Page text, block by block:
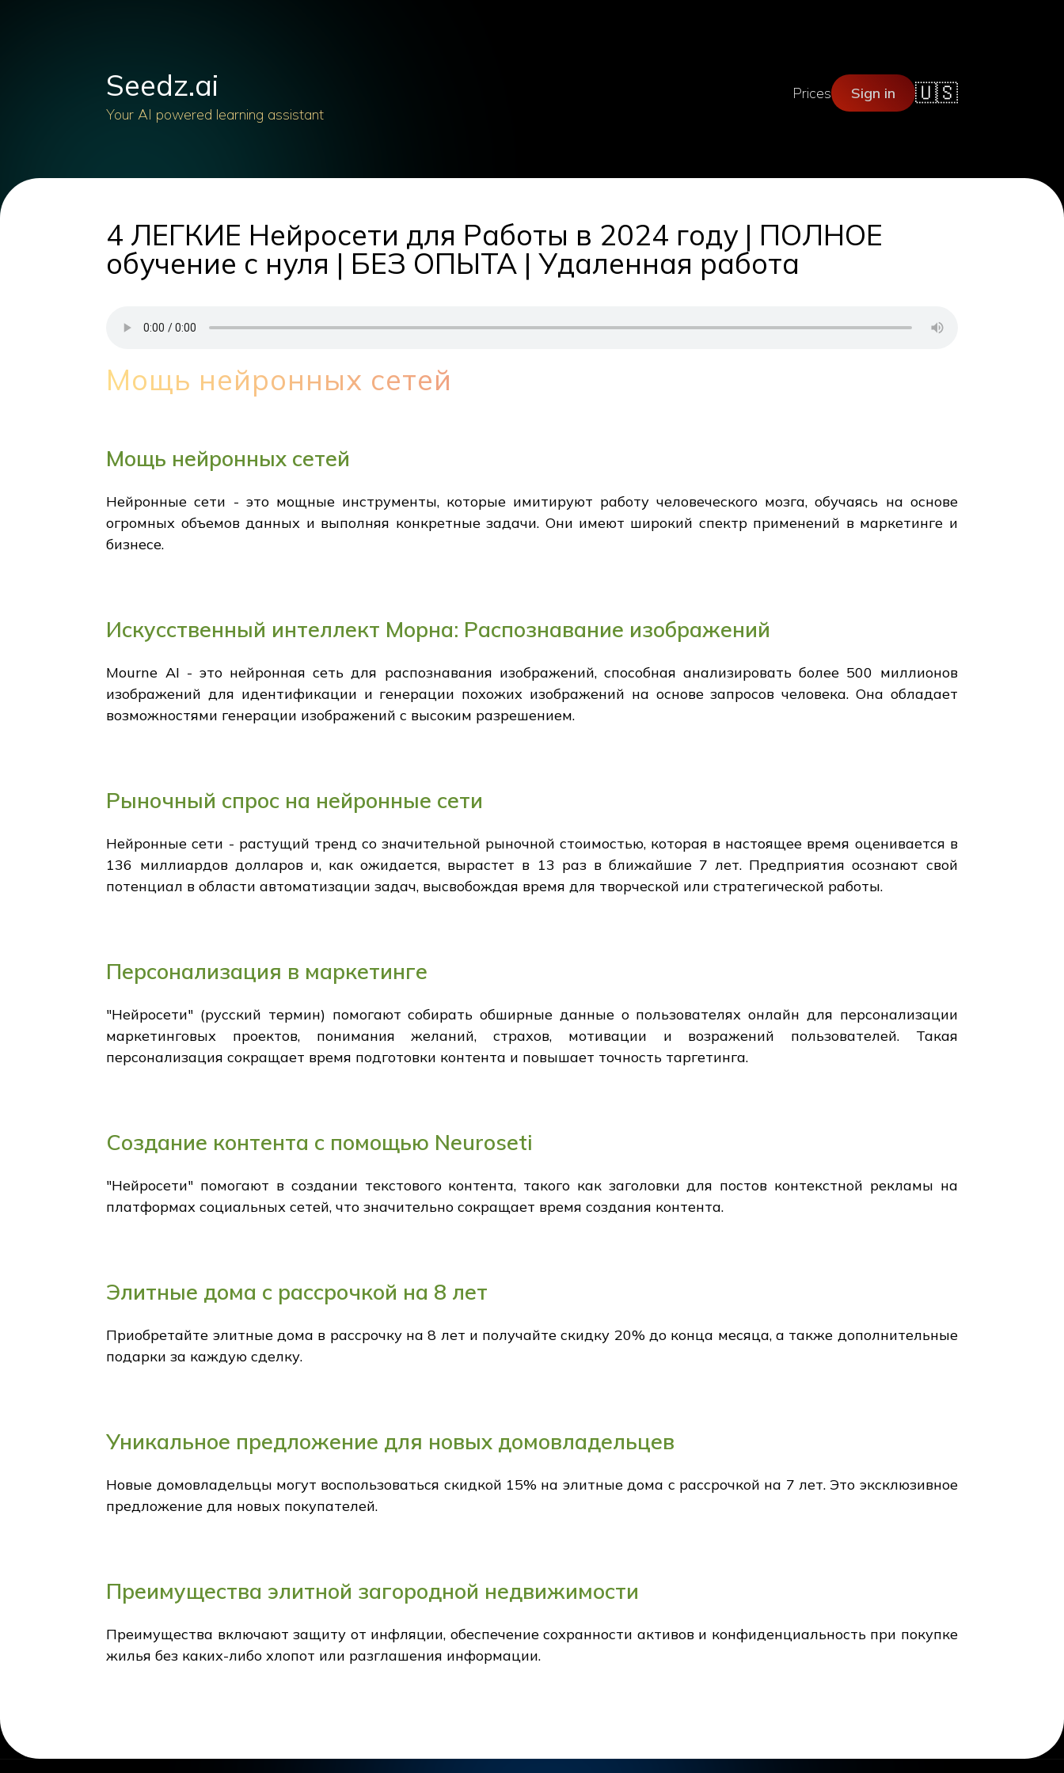
Seedz.ai
Your AI powered learning assistant
Prices Sign in 🇺🇸
4 ЛЕГКИЕ Нейросети для Работы в 2024 году | ПОЛНОЕ
обучение с нуля | БЕЗ ОПЫТА | Удаленная работа
Мощь нейронных сетей
Мощь нейронных сетей
Нейронные сети - это мощные инструменты, которые имитируют работу человеческого мозга, обучаясь на основе
огромных объемов данных и выполняя конкретные задачи. Они имеют широкий спектр применений в маркетинге и
бизнесе.
Искусственный интеллект Морна: Распознавание изображений
Mourne AI - это нейронная сеть для распознавания изображений, способная анализировать более 500 миллионов
изображений для идентификации и генерации похожих изображений на основе запросов человека. Она обладает
возможностями генерации изображений с высоким разрешением.
Рыночный спрос на нейронные сети
Нейронные сети - растущий тренд со значительной рыночной стоимостью, которая в настоящее время оценивается в
136 миллиардов долларов и, как ожидается, вырастет в 13 раз в ближайшие 7 лет. Предприятия осознают свой
потенциал в области автоматизации задач, высвобождая время для творческой или стратегической работы.
Персонализация в маркетинге
"Нейросети" (русский термин) помогают собирать обширные данные о пользователях онлайн для персонализации
маркетинговых проектов, понимания желаний, страхов, мотивации и возражений пользователей. Такая
персонализация сокращает время подготовки контента и повышает точность таргетинга.
Создание контента с помощью Neuroseti
"Нейросети" помогают в создании текстового контента, такого как заголовки для постов контекстной рекламы на
платформах социальных сетей, что значительно сокращает время создания контента.
Элитные дома с рассрочкой на 8 лет
Приобретайте элитные дома в рассрочку на 8 лет и получайте скидку 20% до конца месяца, а также дополнительные
подарки за каждую сделку.
Уникальное предложение для новых домовладельцев
Новые домовладельцы могут воспользоваться скидкой 15% на элитные дома с рассрочкой на 7 лет. Это эксклюзивное
предложение для новых покупателей.
Преимущества элитной загородной недвижимости
Преимущества включают защиту от инфляции, обеспечение сохранности активов и конфиденциальность при покупке
жилья без каких-либо хлопот или разглашения информации.